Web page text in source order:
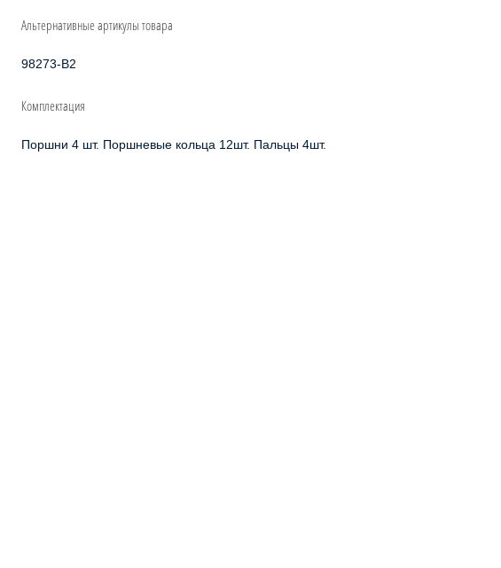
Альтернативные артикулы товара
98273-B2
Комплектация
Поршни 4 шт. Поршневые кольца 12шт. Пальцы 4шт.